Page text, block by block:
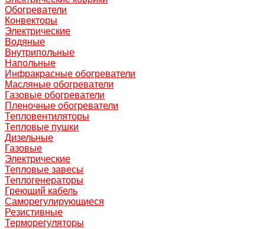
Обогреватели
Конвекторы
Электрические
Водяные
Внутрипольные
Напольные
Инфракрасные обогреватели
Масляные обогреватели
Газовые обогреватели
Пленочные обогреватели
Тепловентиляторы
Тепловые пушки
Дизельные
Газовые
Электрические
Тепловые завесы
Теплогенераторы
Греющий кабель
Саморегулирующиеся
Резистивные
Терморегуляторы